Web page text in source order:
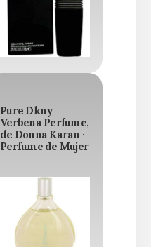
Pure Dkny
Verbena Perfume,
de Donna Karan ·
Perfume de Mujer